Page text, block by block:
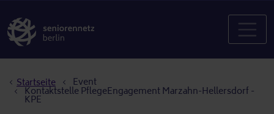
Startseite Event
Kontaktstelle PflegeEngagement Marzahn-Hellersdorf -
KPE